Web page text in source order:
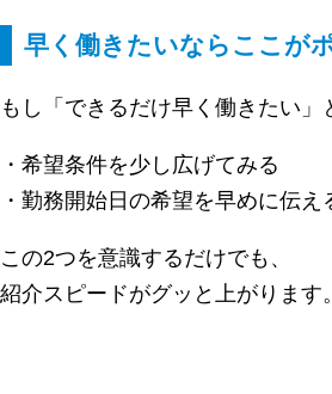
早く働きたいならここが
もし「できるだけ早く働きたい」
・希望条件を少し広げてみる
・勤務開始日の希望を早めに伝え
この2つを意識するだけでも、
紹介スピードがグッと上がります。